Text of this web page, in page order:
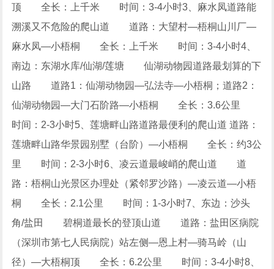
顶 全长：上千米 时间：3-4小时3、麻水凤道路能
溯溪又不危险的爬山道 道路：大望村―梧桐山川厂―
麻水凤―小梧桐 全长：上千米 时间：3-4小时4、
南边：东湖水库/仙湖/莲塘 仙湖动物园道路最划算的下
山路 道路1：仙湖动物园―弘法寺―小梧桐；道路2：
仙湖动物园―大门石阶路―小梧桐 全长：3.6公里
时间：2-3小时5、莲塘畔山路道路最便利的爬山道 道路：
莲塘畔山路华景园别墅（台阶）—小梧桐 全长：约3公
里 时间：2-3小时6、凌云道最峻峭的爬山道 道
路：梧桐山光景区办理处（紧邻罗沙路）—凌云道—小梧
桐 全长：2.1公里 时间：1-3小时7、东边：沙头
角/盐田 碧桐道最长的登顶山道 道路：盐田区病院
（深圳市第七人民病院）站左侧—恩上村—骑马岭（山
径）—大梧桐顶 全长：6.2公里 时间：3-4小时8、